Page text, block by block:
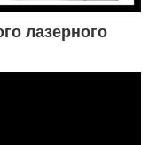
лазерного